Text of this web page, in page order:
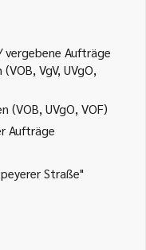
Aufträge
VgV, UVgO,
(VOB, UVgO, VOF)
Aufträge
Straße"